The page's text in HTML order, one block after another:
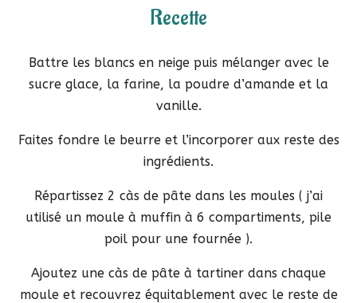
Recette
Battre les blancs en neige puis mélanger avec le
sucre glace, la farine, la poudre d’amande et la
vanille.
Faites fondre le beurre et l’incorporer aux reste des
ingrédients.
Répartissez 2 càs de pâte dans les moules ( j’ai
utilisé un moule à muffin à 6 compartiments, pile
poil pour une fournée ).
Ajoutez une càs de pâte à tartiner dans chaque
moule et recouvrez équitablement avec le reste de